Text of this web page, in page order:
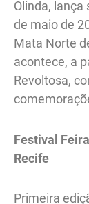
Olinda,
de maio de
Mata Norte
acontece, a
Revoltosa,
Festival
Recife
Primeira